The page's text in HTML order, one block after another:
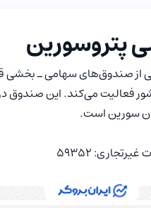
پتروسورین
سورین است.
۵۹۳۵۲